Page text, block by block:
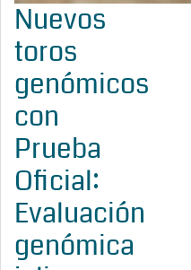
Nuevos
toros
genómicos
con
Prueba
Oficial:
Evaluación
genómica